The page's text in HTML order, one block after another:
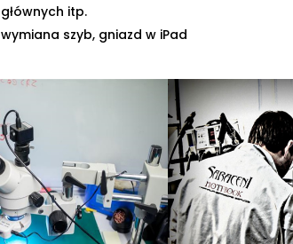
głównych itp.
wymiana szyb, gniazd w iPad